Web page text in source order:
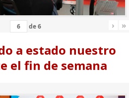
de6 › »
a estado nuestro
el fin de semana